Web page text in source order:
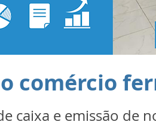
comércio
caixa e emissão de